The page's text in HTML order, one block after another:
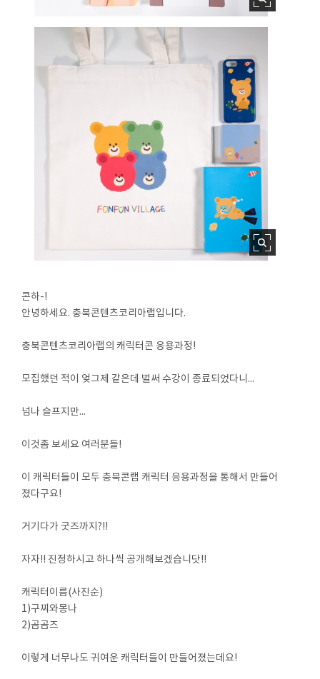
콘하-!
안녕하세요. 충북콘텐츠코리아랩입니다.
충북콘텐츠코리아랩의 캐릭터콘 응용과정!
모집했던 적이 엊그제 같은데 벌써 수강이 종료되었다니...
넘나 슬프지만...
이것좀 보세요 여러분들!
이 캐릭터들이 모두 충북콘랩 캐릭터 응용과정을 통해서 만들어
졌다구요!
거기다가 굿즈까지?!!
자자!! 진정하시고 하나씩 공개해보겠습니닷!!
캐릭터이름(사진순)
1)구찌와몽나
2)곰곰즈
이렇게 너무나도 귀여운 캐릭터들이 만들어졌는데요!